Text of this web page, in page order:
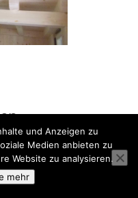
einen Kommentar
und Anzeigen zu
Medien anbieten zu
Website zu analysieren.
mehr